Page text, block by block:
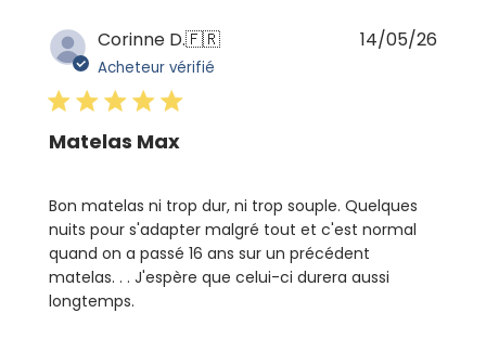
Corinne D.🇫🇷
Acheteur vérifié
Matelas Max
Bon matelas ni trop dur, ni trop souple. Quelques
nuits pour s'adapter malgré tout et c'est normal
quand on a passé 16 ans sur un précédent
matelas. . . J'espère que celui-ci durera aussi
longtemps.
14/05/26